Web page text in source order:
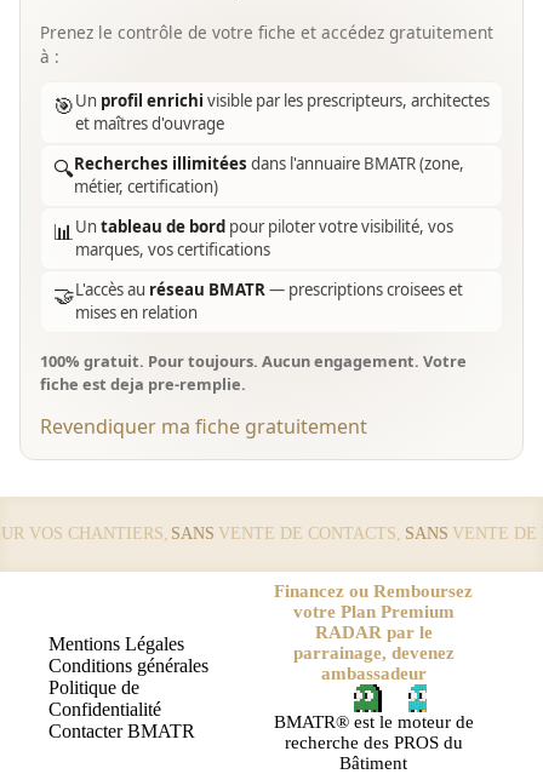
Prenez le contrôle de votre fiche et accédez gratuitement
à :
🎯Un profil enrichi visible par les prescripteurs, architectes
et maîtres d'ouvrage
🔍Recherches illimitées dans l'annuaire BMATR (zone,
métier, certification)
📊Untableau de bord pour piloter votre visibilité, vos
marques, vos certifications
🤝L'accès au réseau BMATR— prescriptions croisees et
mises en relation
100% gratuit. Pour toujours. Aucun engagement. Votre
fiche est deja pre-remplie.
Revendiquer ma fiche gratuitement
VOS CHANTIERS, SANSVENTE DE CONTACTS,SANSVENTE DE
Mentions Légales
Conditions générales
Politique de
Confidentialité
Contacter BMATR
Financez ou Remboursez
votre Plan Premium
RADAR par le
parrainage, devenez
ambassadeur
BMATR® est le moteur de
recherche des PROS du
Bâtiment